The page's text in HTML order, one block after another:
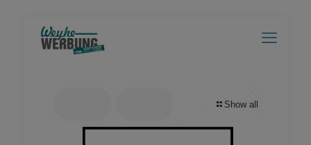
Show all